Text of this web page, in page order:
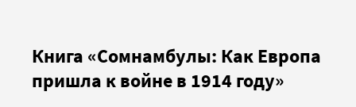
Книга «Сомнамбулы: Как Европа
пришла к войне в 1914 году»